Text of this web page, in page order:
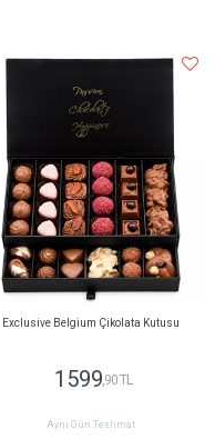
Exclusive Belgium Çikolata Kutusu
1599,90 TL
Aynı Gün Teslimat